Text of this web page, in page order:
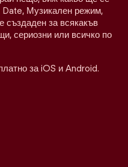
Музикален режим,
създаден за всякакъв
сериозни или всичко по
за iOS и Android.